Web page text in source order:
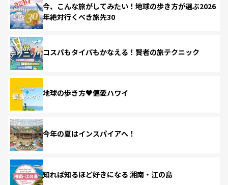
今、こんな旅がしてみたい！地球の歩き方が選ぶ2026
年絶対行くべき旅先30
コスパもタイパもかなえる！賢者の旅テクニック
地球の歩き方♥偏愛ハワイ
今年の夏はインスパイアへ！
知れば知るほど好きになる 湘南・江の島